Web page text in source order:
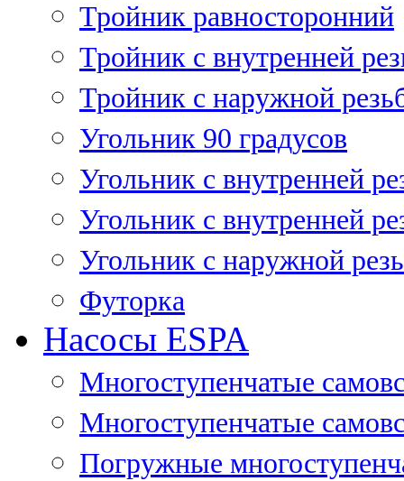
Тройник равносторонний
Тройник с внутренней
Тройник с наружной
Угольник 90 градусов
Угольник c внутренней
Угольник с внутренней
Угольник с наружной
Футорка
Насосы ESPA
Многоступенчатые
Многоступенчатые
Погружные